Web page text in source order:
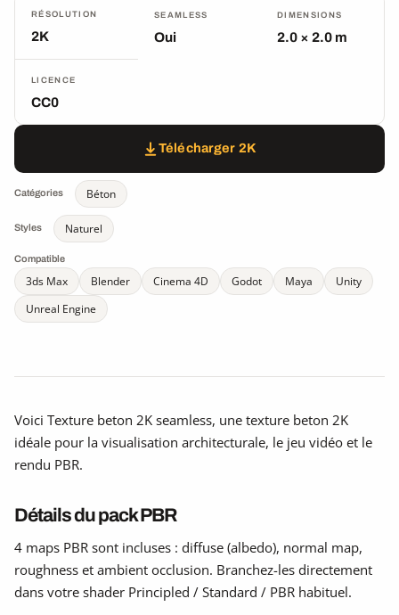
RÉSOLUTION
2K
SEAMLESS
Oui
DIMENSIONS
2.0 × 2.0 m
LICENCE
CC0
Télécharger 2K
Catégories Béton
Styles Naturel
Compatible
3ds Max Blender Cinema 4D Godot Maya
Unity
Unreal Engine
Voici Texture beton 2K seamless, une texture beton 2K
idéale pour la visualisation architecturale, le jeu vidéo et le
rendu PBR.
Détails du pack PBR
4 maps PBR sont incluses : diffuse (albedo), normal map,
roughness et ambient occlusion. Branchez-les directement
dans votre shader Principled / Standard / PBR habituel.